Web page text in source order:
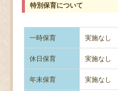
特別保育について
一時保育 実施なし
休日保育 実施なし
年末保育 実施なし